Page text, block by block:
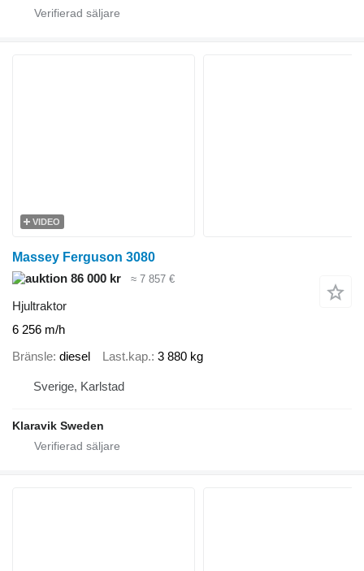
VIDEO
Massey Ferguson 3080
86 000 kr
≈ 7 857 €
Hjultraktor
6 256 m/h
Bränsle diesel Last.kap. 3 880 kg
Sverige, Karlstad
Klaravik Sweden